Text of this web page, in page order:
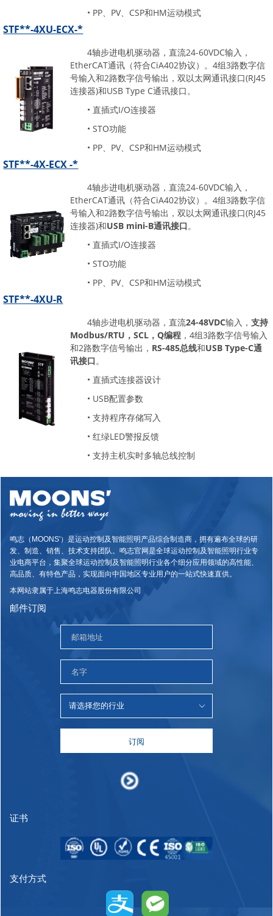
• PP、PV、CSP和HM运动模式
STF**-4XU-ECX-*
4轴步进电机驱动器，直流24-60VDC输入，
EtherCAT通讯（符合CiA402协议）。4组3路数字信
号输入和2路数字信号输出，双以太网通讯接口(RJ45
连接器)和USB Type C通讯接口。
• 直插式I/O连接器
• STO功能
• PP、PV、CSP和HM运动模式
STF**-4X-ECX -*
4轴步进电机驱动器，直流24-60VDC输入，
EtherCAT通讯（符合CiA402协议）。4组3路数字信
号输入和2路数字信号输出，双以太网通讯接口(RJ45
连接器)和USB mini-B通讯接口 。
• 直插式I/O连接器
• STO功能
• PP、PV、CSP和HM运动模式
STF**-4XU-R
4轴步进电机驱动器，直流24-48VDC输入，支持
Modbus/RTU，SCL，Q编程 ，4组3路数字信号输入
和2路数字信号输出， RS-485总线和USB Type-C通
讯接口 。
• 直插式连接器设计
• USB配置参数
• 支持程序存储写入
• 红绿LED警报反馈
• 支持主机实时多轴总线控制
鸣志（MOONS'）是运动控制及智能照明产品综合制造商，拥有遍布全球的研
发、制造、销售、技术支持团队。鸣志官网是全球运动控制及智能照明行业专
业电商平台，集聚全球运动控制及智能照明行业各个细分应用领域的高性能、
高品质、有特色产品，实现面向中国地区专业用户的一站式快速直供。
本网站隶属于上海鸣志电器股份有限公司
邮件订阅
订阅
证书
支付方式